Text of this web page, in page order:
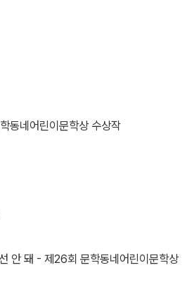
동네어린이문학상 수상작
안 돼 - 제26회 문학동네어린이문학상